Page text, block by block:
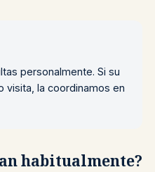
personalmente. Si su
visita, la coordinamos en
habitualmente?